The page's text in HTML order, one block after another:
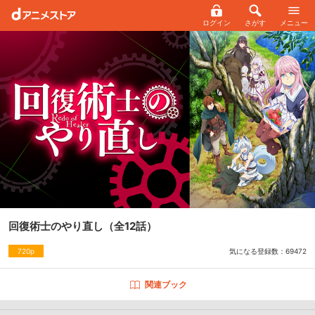
ログイン さがす メニュー
回復術士のやり直し （全12話）
720p 気になる登録数： 69472
関連ブック